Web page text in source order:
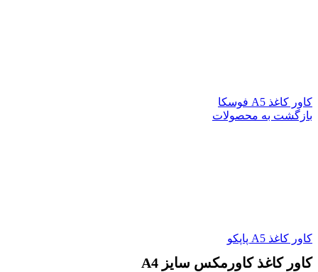
کاور کاغذ A5 فوسکا
بازگشت به محصولات
کاور کاغذ A5 پاپکو
کاور کاغذ کاورمکس سایز A4